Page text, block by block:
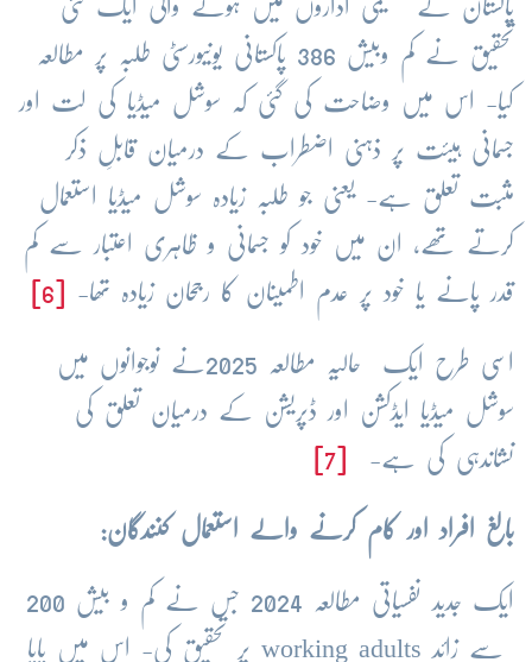
پاکستان کے تعلیمی اداروں میں ہونے والی ایک نئی
تحقیق نے کم وبیش 386 پاکستانی یونیورسٹی طلبہ پر مطالعہ
کیا- اس میں وضاحت کی گئی کہ سوشل میڈیا کی لت اور
جسمانی ہیئت پر ذہنی اضطراب کے درمیان قابلِ ذکر
مثبت تعلق ہے- یعنی جو طلبہ زیادہ سوشل میڈیا استعمال
کرتے تھے، ان میں خود کو جسمانی و ظاہری اعتبار سے کم
قدر پانے یا خود پر عدم اطمینان کا رجحان زیادہ تھا-
اسی طرح ایک حالیہ مطالعہ 2025نے نوجوانوں میں
سوشل میڈیا ایڈکشن اور ڈپریشن کے درمیان تعلق کی
نشاندہی کی ہے-
بالغ افراد اور کام کرنے والے استعمال کنندگان:
ایک جدید نفسیاتی مطالعہ 2024 جس نے کم و بیش 200
سے زائد working adults پر تحقیق کی- اس میں پایا